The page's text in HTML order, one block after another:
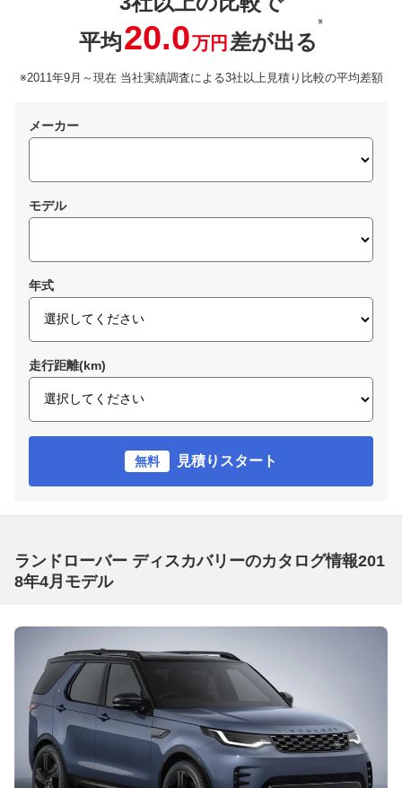
平均20.0万円 差が出る
※
※2011年9月～現在 当社実績調査による3社以上見積り比較の平均差額
メーカー
モデル
年式
走行距離(km)
無料 見積りスタート
ランドローバー ディスカバリーのカタログ情報201
8年4月モデル